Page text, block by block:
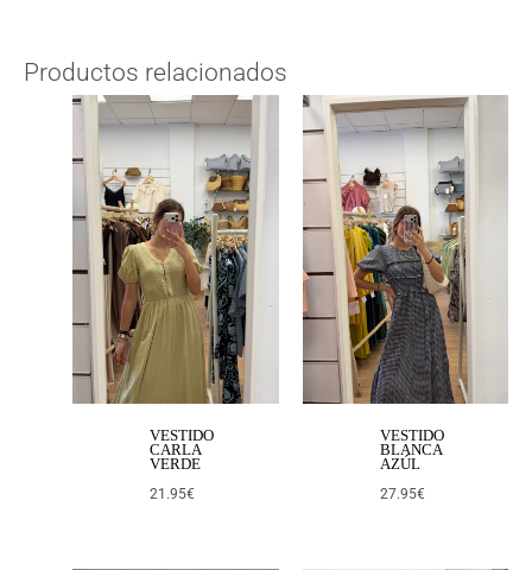
Productos relacionados
VESTIDO
CARLA
VERDE
21.95€
VESTIDO
BLANCA
AZÚL
27.95€